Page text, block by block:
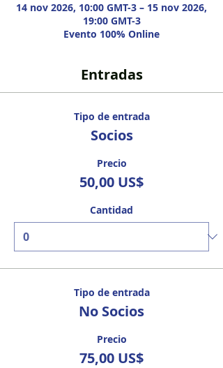
14 nov 2026, 10:00 GMT-3 – 15 nov 2026,
19:00 GMT-3
Evento 100% Online
Entradas
Tipo de entrada
Socios
Precio
50,00 US$
Cantidad
Tipo de entrada
No Socios
Precio
75,00 US$